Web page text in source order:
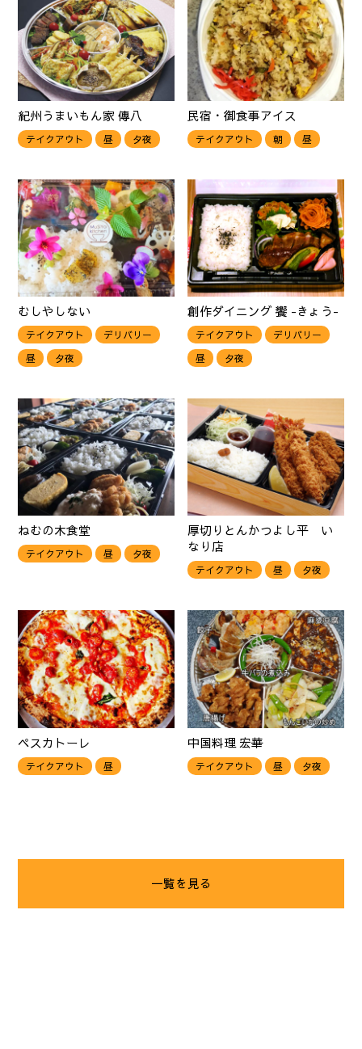
紀州うまいもん家 傳八
テイクアウト 昼 夕夜
民宿・御食事アイス
テイクアウト 朝 昼
むしやしない
テイクアウト
デリバリー
昼
夕夜
創作ダイニング 饗 -きょう-
テイクアウト
デリバリー
昼
夕夜
ねむの木食堂
テイクアウト 昼 夕夜
厚切りとんかつよし平 い
なり店
テイクアウト 昼 夕夜
ペスカトーレ
テイクアウト 昼
中国料理 宏華
テイクアウト 昼 夕夜
一覧を見る